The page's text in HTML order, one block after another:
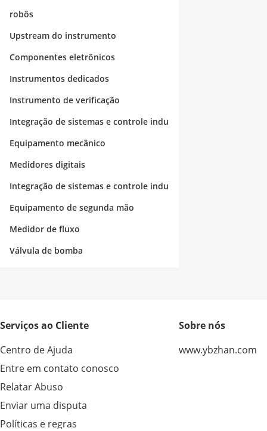
robôs
Upstream do instrumento
Componentes eletrônicos
Instrumentos dedicados
Instrumento de verificação
Integração de sistemas e controle indu
strial
Equipamento mecânico
Medidores digitais
Integração de sistemas e controle indu
strial
Equipamento de segunda mão
Medidor de fluxo
Válvula de bomba
Serviços ao Cliente
Centro de Ajuda
Entre em contato conosco
Relatar Abuso
Enviar uma disputa
Políticas e regras
Sobre nós
www.ybzhan.com